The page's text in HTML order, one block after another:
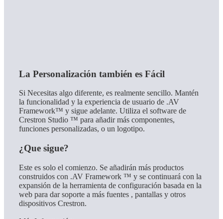
La Personalización también es Fácil
Si Necesitas algo diferente, es realmente sencillo. Mantén
la funcionalidad y la experiencia de usuario de .AV
Framework™ y sigue adelante. Utiliza el software de
Crestron Studio ™ para añadir más componentes,
funciones personalizadas, o un logotipo.
¿Que sigue?
Este es solo el comienzo. Se añadirán más productos
construidos con .AV Framework ™ y se continuará con la
expansión de la herramienta de configuración basada en la
web para dar soporte a más fuentes , pantallas y otros
dispositivos Crestron.